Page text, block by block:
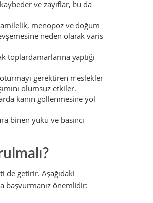
ve zayıflar, bu da
menopoz ve doğum
neden olarak varis
toplardamarlarına yaptığı
gerektiren meslekler
olumsuz etkiler.
kanın göllenmesine yol
binen yükü ve basıncı
de getirir. Aşağıdaki
başvurmanız önemlidir: